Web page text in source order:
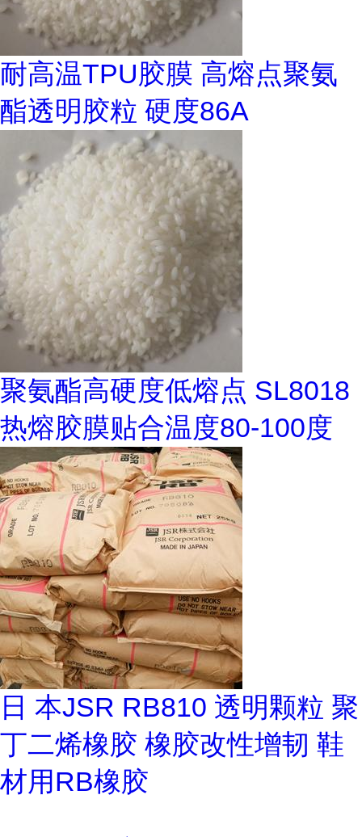
耐高温TPU胶膜 高熔点聚氨
酯透明胶粒 硬度86A
聚氨酯高硬度低熔点 SL8018
热熔胶膜贴合温度80-100度
日 本JSR RB810 透明颗粒 聚
丁二烯橡胶 橡胶改性增韧 鞋
材用RB橡胶